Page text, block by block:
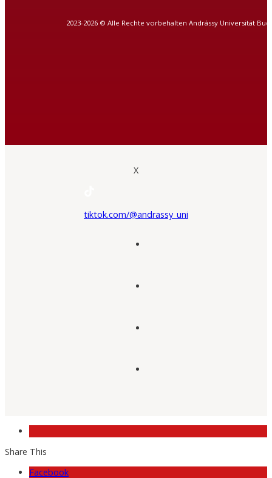
2023-2026 © Alle Rechte vorbehalten Andrássy Universität
X
tiktok.com/@andrassy_uni
Share This
Facebook